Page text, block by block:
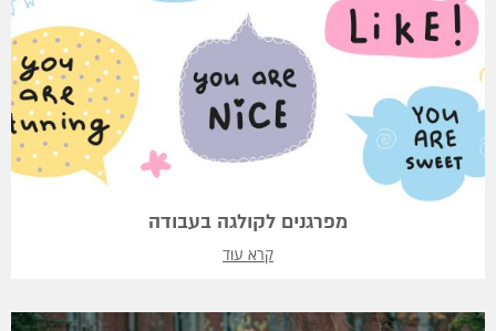
מפרגנים לקולגה בעבודה
קרא עוד